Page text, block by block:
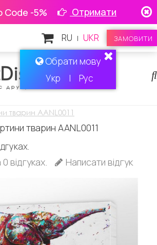
Code -5% Отримати
Обрати мову
Укр | Рус
ЗАМОВИТИ
RU | UKR
тварин AANL0011
тварин AANL0011
відгуках. Написати відгук